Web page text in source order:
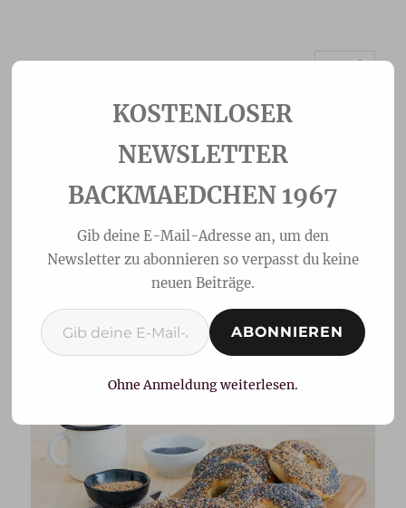
Sandwich Bagels
NEWSLETTER
BACKMAEDCHEN 1967
Gib deine E-Mail-Adresse an, um den
Newsletter zu abonnieren so verpasst du keine
neuen Beiträge.
Gib deine E-Mail-Adresse ein ...
ABONNIEREN
Ohne Anmeldung weiterlesen.